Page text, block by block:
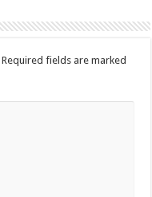
Required fields are marked